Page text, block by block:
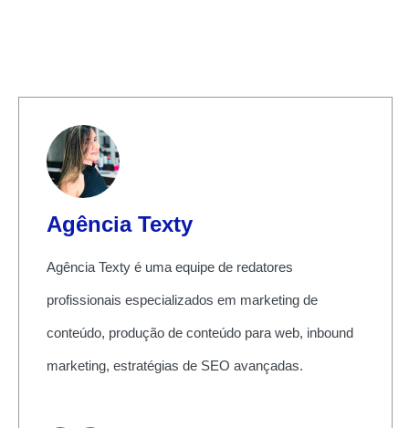
Agência Texty
Agência Texty é uma equipe de redatores
profissionais especializados em marketing de
conteúdo, produção de conteúdo para web, inbound
marketing, estratégias de SEO avançadas.